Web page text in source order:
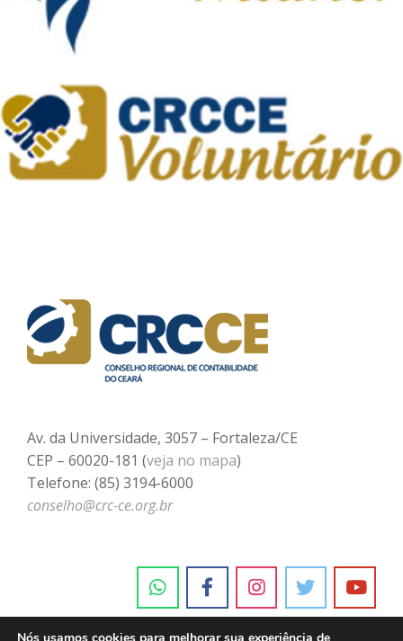
Av. da Universidade, 3057 – Fortaleza/CE
CEP – 60020-181 (veja no mapa)
Telefone: (85) 3194-6000
conselho@crc-ce.org.br